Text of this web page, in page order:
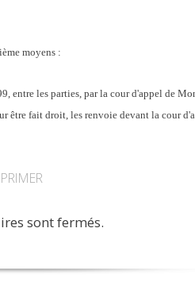
moyens :
entre les parties, par la cour d'appel de
être fait droit, les renvoie devant la cour
sont fermés.